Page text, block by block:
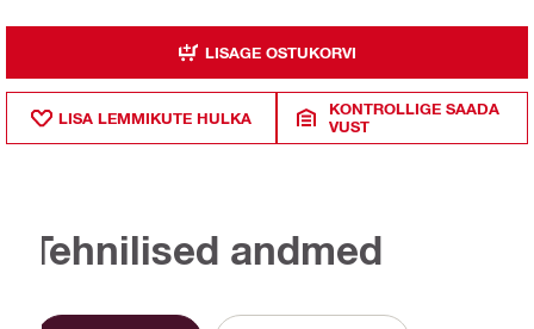
LISAGE OSTUKORVI
LISA LEMMIKUTE HULKA
KONTROLLIGE SAADA
VUST
Tehnilised andmed